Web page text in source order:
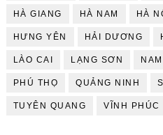
HÀ GIANG HÀ NAM HÀ
HƯNG YÊN HẢI DƯƠNG
LÀO CAI LẠNG SƠN
PHÚ THỌ QUẢNG NINH
TUYÊN QUANG VĨNH PHÚC